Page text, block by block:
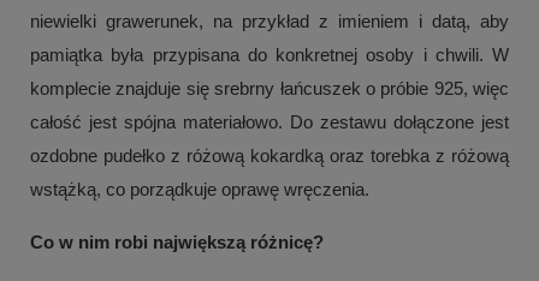
niewielki grawerunek, na przykład z imieniem i datą, aby
pamiątka była przypisana do konkretnej osoby i chwili. W
komplecie znajduje się srebrny łańcuszek o próbie 925, więc
całość jest spójna materiałowo. Do zestawu dołączone jest
ozdobne pudełko z różową kokardką oraz torebka z różową
wstążką, co porządkuje oprawę wręczenia.
Co w nim robi największą różnicę?